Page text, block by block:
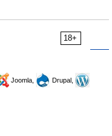
18+
Joomla,
Drupal,